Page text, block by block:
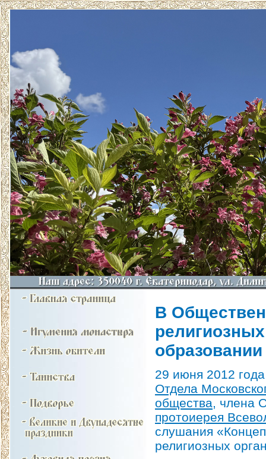
В
29 июня 2012
Отдела
общества, члена
протоиерея
слушания
религиозных